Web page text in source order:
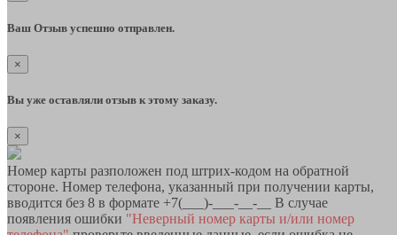
Ваш Отзыв успешно отправлен.
×
Вы уже оставляли отзыв к этому заказу.
×
Номер карты разположен под штрих-кодом на обратной
стороне. Номер телефона, указанный при получении карты,
вводится без 8 в формате +7(___)-___-__-__ В случае
появления ошибки "Неверный номер карты и/или номер